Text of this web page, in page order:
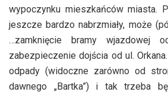
wypoczynku mieszkańców miasta.
jeszcze bardzo nabrzmiały, może
…zamknięcie bramy wjazdowej
zabezpieczenie dojścia od ul.
odpady (widoczne zarówno od
dawnego „Bartka”) i tak trzeba